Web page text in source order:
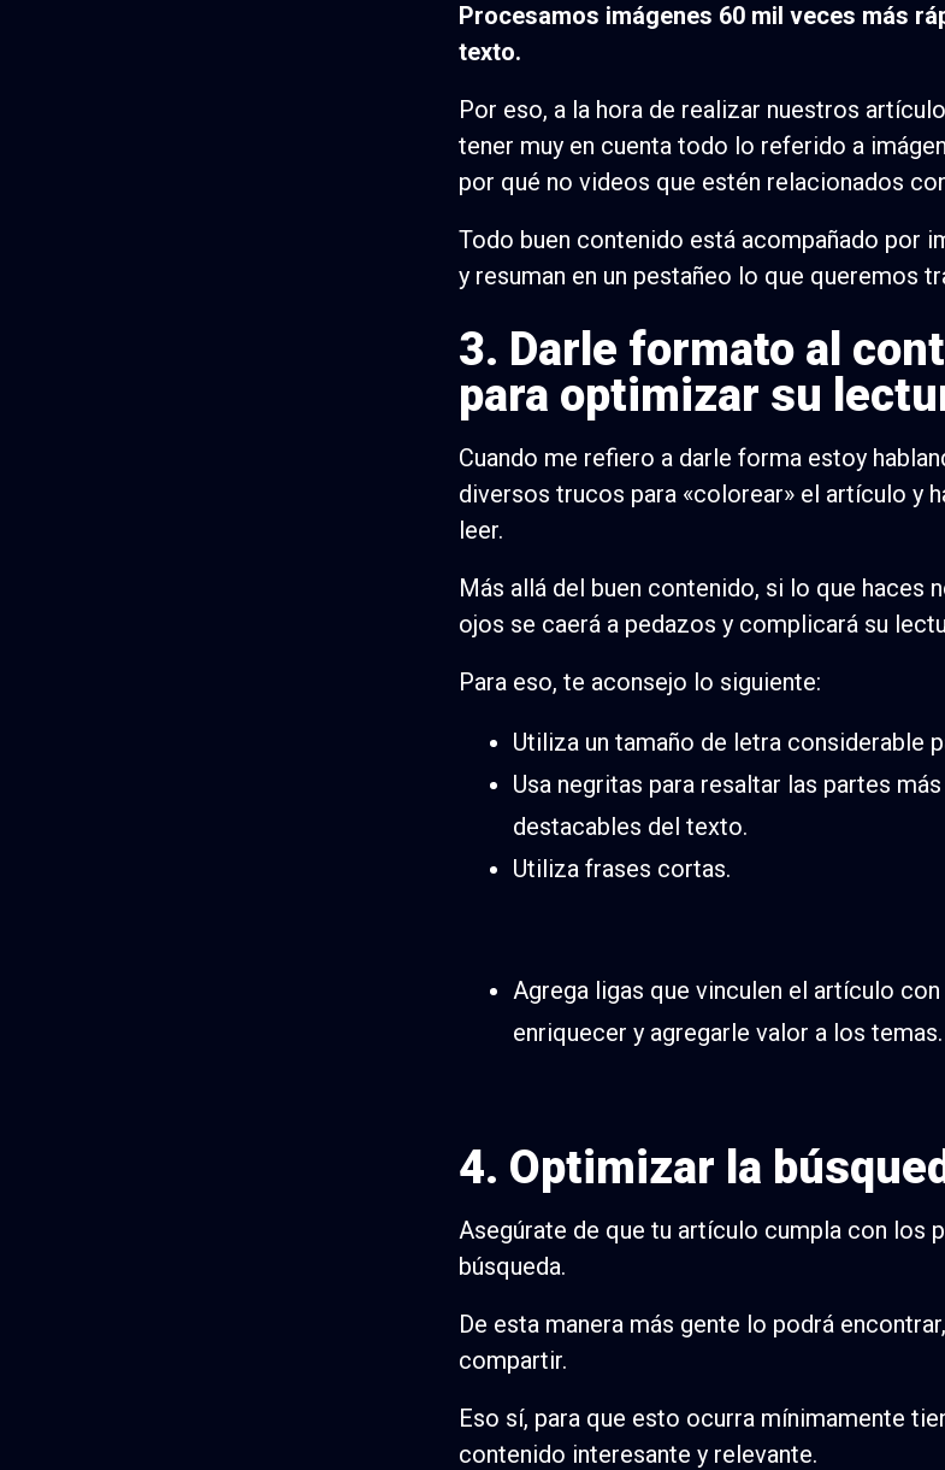
Procesamos imágenes 60 mil veces más
texto.
Por eso, a la hora de realizar nuestros
tener muy en cuenta todo lo referido a
por qué no videos que estén relacionados
Todo buen contenido está acompañado por
y resuman en un pestañeo lo que queremos
3. Darle formato al
para optimizar su
Cuando me refiero a darle forma estoy
diversos trucos para «colorear» el artículo y
leer.
Más allá del buen contenido, si lo que haces
ojos se caerá a pedazos y complicará su
Para eso, te aconsejo lo siguiente:
Utiliza un tamaño de letra considerable
Usa negritas para resaltar las partes
destacables del texto.
Utiliza frases cortas.
Agrega ligas que vinculen el artículo
enriquecer y agregarle valor a los temas.
4. Optimizar la
Asegúrate de que tu artículo cumpla con los
búsqueda.
De esta manera más gente lo podrá
compartir.
Eso sí, para que esto ocurra mínimamente
contenido interesante y relevante.